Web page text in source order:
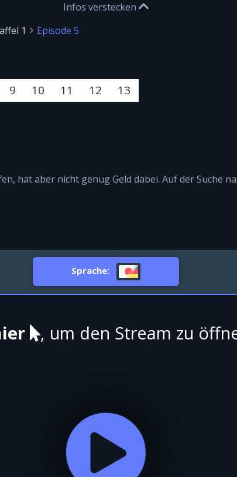
Infos verstecken
1 Episode 5
9 10 11 12 13
hat aber nicht genug Geld dabei. Auf der Suche
Sprache:
, um den Stream zu